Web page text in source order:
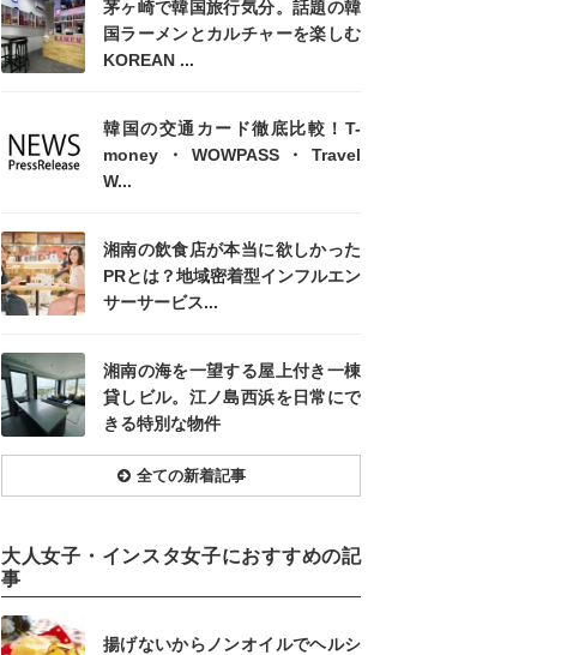
茅ヶ崎で韓国旅行気分。話題の韓
国ラーメンとカルチャーを楽しむ
KOREAN ...
韓国の交通カード徹底比較！T-
money・WOWPASS・Travel
W...
湘南の飲食店が本当に欲しかった
PRとは？地域密着型インフルエン
サーサービス...
湘南の海を一望する屋上付き一棟
貸しビル。江ノ島西浜を日常にで
きる特別な物件
全ての新着記事
大人女子・インスタ女子におすすめの記
事
揚げないからノンオイルでヘルシ